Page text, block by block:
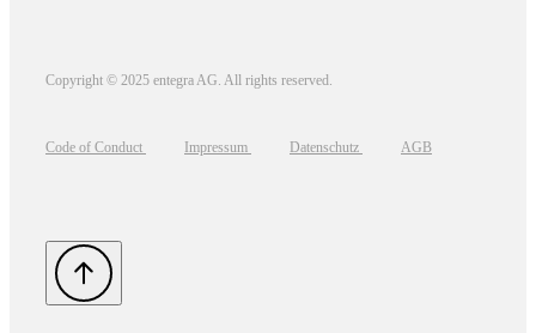
Copyright © 2025 entegra AG. All rights reserved.
Code of Conduct Impressum Datenschutz AGB